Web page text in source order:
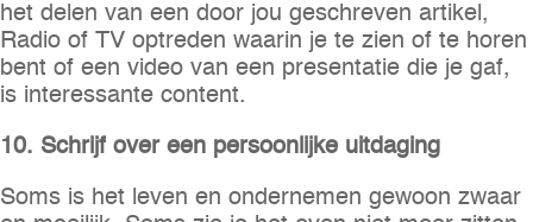
het delen van een door jou geschreven artikel,
Radio of TV optreden waarin je te zien of te horen
bent of een video van een presentatie die je gaf,
is interessante content.
10. Schrijf over een persoonlijke uitdaging
Soms is het leven en ondernemen gewoon zwaar